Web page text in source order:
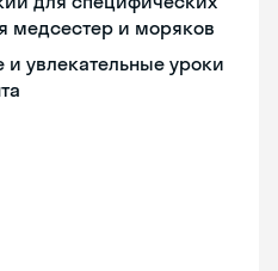
медсестер и моряков
и увлекательные уроки